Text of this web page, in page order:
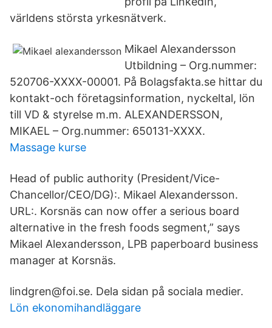
världens största yrkesnätverk.
Mikael Alexandersson
Utbildning – Org.nummer:
520706-XXXX-00001. På Bolagsfakta.se hittar du
kontakt-och företagsinformation, nyckeltal, lön
till VD & styrelse m.m. ALEXANDERSSON,
MIKAEL – Org.nummer: 650131-XXXX.
Massage kurse
Head of public authority (President/Vice-
Chancellor/CEO/DG):. Mikael Alexandersson.
URL:. Korsnäs can now offer a serious board
alternative in the fresh foods segment,” says
Mikael Alexandersson, LPB paperboard business
manager at Korsnäs.
lindgren@foi.se. Dela sidan på sociala medier.
Lön ekonomihandläggare